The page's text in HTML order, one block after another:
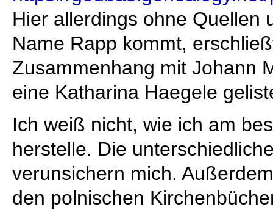
Hier allerdings ohne Quellen
Name Rapp kommt,
Zusammenhang mit Johann
eine Katharina Haegele
Ich weiß nicht, wie ich am
herstelle. Die
verunsichern mich.
den polnischen